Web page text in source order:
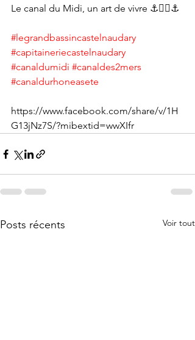
Le canal du Midi, un art de vivre ⚓️🏴‍☠️⚓️
#legrandbassincastelnaudary
#capitaineriecastelnaudary
#canaldumidi #canaldes2mers
#canaldurhoneasete
https://www.facebook.com/share/v/1H
G13jNz7S/?mibextid=wwXIfr
Posts récents Voir tout